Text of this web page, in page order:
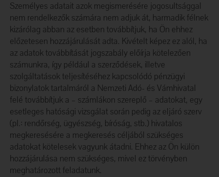
Személyes adatait azok megismerésére jogosultsággal
nem rendelkezők számára nem adjuk át, harmadik félnek
kizárólag abban az esetben továbbítjuk, ha Ön ehhez
előzetesen hozzájárulását adta. Kivételt képez ez alól, ha
az adatok továbbítását jogszabály előírja kötelezően
számunkra, így például a szerződések, illetve
szolgáltatások teljesítéséhez kapcsolódó pénzügyi
bizonylatok tartalmáról a Nemzeti Adó- és Vámhivatal
felé továbbítjuk a – számlákon szereplő – adatokat, egy
esetleges hatósági vizsgálat során pedig az eljáró szerv
(pl.: rendőrség, ügyészség, bíróság, stb.) hivatalos
megkeresésére a megkeresés céljából szükséges
adatokat kötelesek vagyunk átadni. Ehhez az Ön külön
hozzájárulása nem szükséges, mivel ez törvényben
meghatározott feladatunk.